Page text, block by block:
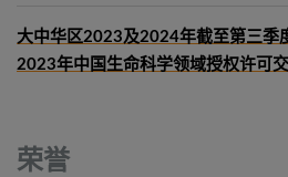
大中华区2023及2024年截至第三季
2023年中国生命科学领域授权许可
荣誉